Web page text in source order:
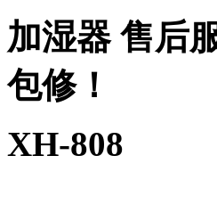
加湿器 售后
包修！
XH-808